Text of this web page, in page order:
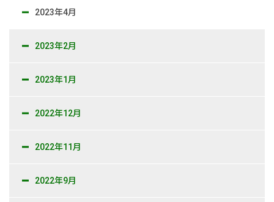
2023年4月
2023年2月
2023年1月
2022年12月
2022年11月
2022年9月